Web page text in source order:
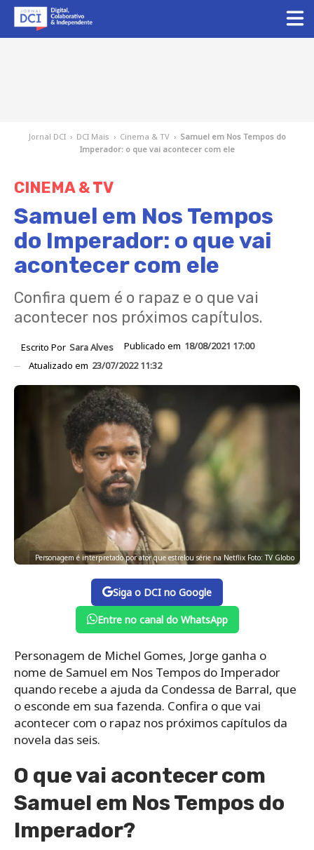
Jornal DCI › DCI Mais › Cinema & TV › Samuel em Nos Tempos do
Imperador: o que vai acontecer com ele
CINEMA & TV
Samuel em Nos Tempos
do Imperador: o que vai
acontecer com ele
Confira quem é o rapaz e o que vai
acontecer nos próximos capítulos.
Escrito Por Sara Alves Publicado em 18/08/2021 17:00
Atualizado em 23/07/2022 11:32
Personagem é interpretado por ator que estrelou série na Netflix Foto: TV Globo
Siga o DCI no Google
Entre no canal do WhatsApp
Personagem de Michel Gomes, Jorge ganha o
nome de Samuel em Nos Tempos do Imperador
quando recebe a ajuda da Condessa de Barral, que
o esconde em sua fazenda. Confira o que vai
acontecer com o rapaz nos próximos capítulos da
novela das seis.
O que vai acontecer com
Samuel em Nos Tempos do
Imperador?